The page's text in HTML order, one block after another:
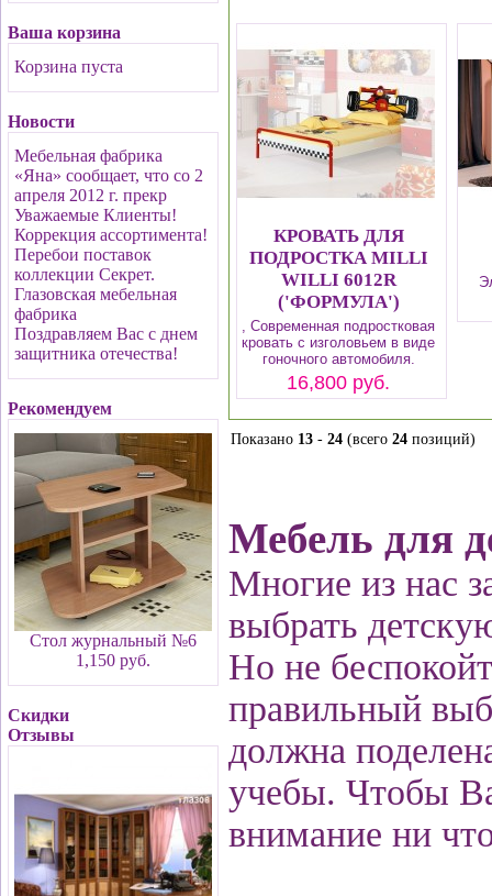
Ваша корзина
Корзина пуста
Новости
Мебельная фабрика
«Яна» сообщает, что со 2
апреля 2012 г. прекр
Уважаемые Клиенты!
Коррекция ассортимента!
Перебои поставок
коллекции Секрет.
Глазовская мебельная
фабрика
Поздравляем Вас с днем
защитника отечества!
Рекомендуем
Стол журнальный №6
1,150 руб.
Скидки
Отзывы
КРОВАТЬ ДЛЯ
ПОДРОСТКА MILLI
WILLI 6012R
('ФОРМУЛА')
, Современная подростковая
кровать с изголовьем в виде
гоночного автомобиля.
16,800 руб.
Показано 13 - 24 (всего 24 позиций)
Мебель для
Многие из нас
выбрать
Но не
правильный
должна
учебы. Чтобы
внимание ни